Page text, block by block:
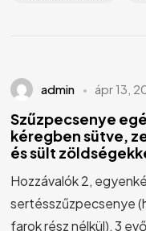
admin ápr 13,
Szűzpecsenye
kéregben sütve,
és sült
Hozzávalók 2,
sertésszűzpecsenye
farok rész nélkül), 3